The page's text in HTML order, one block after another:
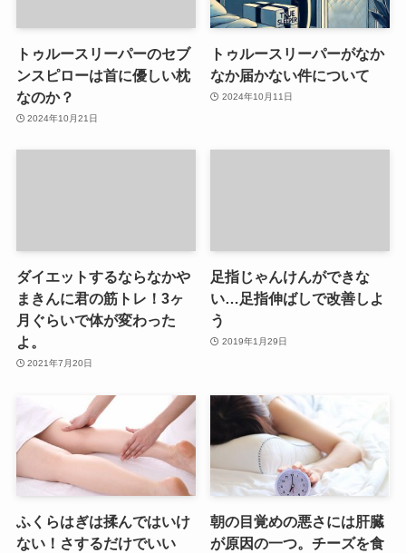
トゥルースリーパーのセブ
ンスピローは首に優しい枕
なのか？
2024年10月21日
トゥルースリーパーがなか
なか届かない件について
2024年10月11日
ダイエットするならなかや
まきんに君の筋トレ！3ヶ
月ぐらいで体が変わった
よ。
2021年7月20日
足指じゃんけんができな
い…足指伸ばしで改善しよ
う
2019年1月29日
ふくらはぎは揉んではいけ
ない！さするだけでいい
朝の目覚めの悪さには肝臓
が原因の一つ。チーズを食